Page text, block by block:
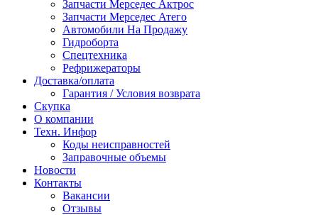
Запчасти Мерседес Актрос
Запчасти Мерседес Атего
Автомобили На Продажу
Гидроборта
Спецтехника
Рефрижераторы
Доставка/оплата
Гарантия / Условия возврата
Скупка
О компании
Техн. Инфор
Коды неисправностей
Заправочные объемы
Новости
Контакты
Вакансии
Отзывы